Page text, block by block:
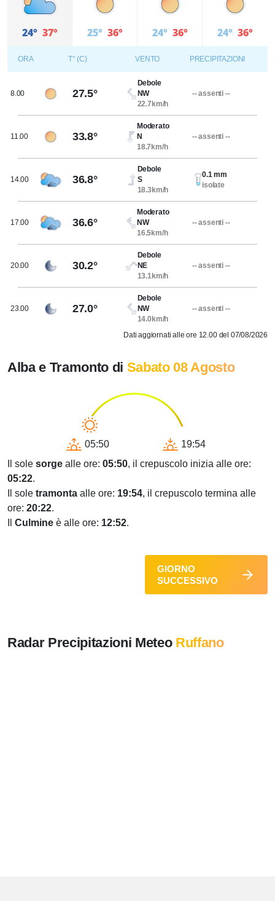
24° 37° 25° 36° 24° 36° 24° 36°
ORA T° (C) VENTO PRECIPITAZIONI
8.00 27.5°
Debole
NW
22.7km/h
-- assenti --
11.00 33.8°
Moderato
N
18.7km/h
-- assenti --
14.00 36.8°
Debole
S
18.3km/h
0.1 mm
isolate
17.00 36.6°
Moderato
NW
16.5km/h
-- assenti --
20.00 30.2°
Debole
NE
13.1km/h
-- assenti --
23.00 27.0°
Debole
NW
14.0km/h
-- assenti --
Dati aggiornati alle ore 12.00 del 07/08/2026
Alba e Tramonto di Sabato 08 Agosto
05:50
19:54
Il sole sorge alle ore: 05:50, il crepuscolo inizia alle ore:
05:22.
Il sole tramonta alle ore: 19:54, il crepuscolo termina alle
ore: 20:22.
Culmine è alle ore: 12:52.
GIORNO
SUCCESSIVO
Radar Precipitazioni Meteo Ruffano